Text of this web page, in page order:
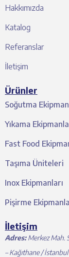
Hakkımızda
Katalog
Referanslar
İletişim
Ürünler
Soğutma
Yıkama
Fast Food
Taşıma Üniteleri
Inox Ekipmanları
Pişirme
İletişim
Adres:Merkez Mah.
– Kağıthane / İstanbul